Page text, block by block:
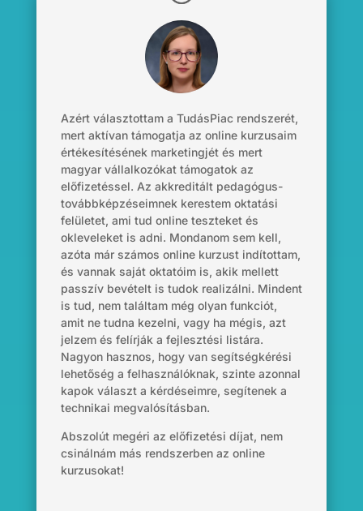
Azért választottam a TudásPiac rendszerét,
mert aktívan támogatja az online kurzusaim
értékesítésének marketingjét és mert
magyar vállalkozókat támogatok az
előfizetéssel. Az akkreditált pedagógus-
továbbképzéseimnek kerestem oktatási
felületet, ami tud online teszteket és
okleveleket is adni. Mondanom sem kell,
azóta már számos online kurzust indítottam,
és vannak saját oktatóim is, akik mellett
passzív bevételt is tudok realizálni. Mindent
is tud, nem találtam még olyan funkciót,
amit ne tudna kezelni, vagy ha mégis, azt
jelzem és felírják a fejlesztési listára.
Nagyon hasznos, hogy van segítségkérési
lehetőség a felhasználóknak, szinte azonnal
kapok választ a kérdéseimre, segítenek a
technikai megvalósításban.
Abszolút megéri az előfizetési díjat, nem
csinálnám más rendszerben az online
kurzusokat!